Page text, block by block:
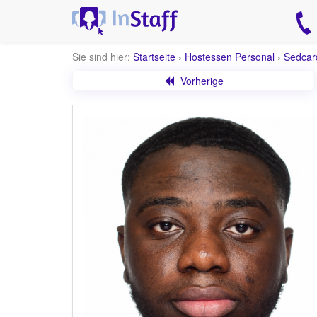
Sie sind hier: Startseite › Hostessen Personal ›
Vorherige